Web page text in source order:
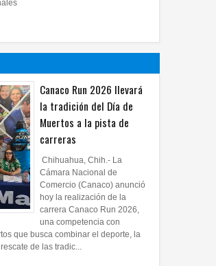
Canaco Run 2026 llevará
la tradición del Día de
Muertos a la pista de
carreras
Chihuahua, Chih.- La
Cámara Nacional de
Comercio (Canaco) anunció
hoy la realización de la
carrera Canaco Run 2026,
una competencia con
que busca combinar el deporte, la
de las tradic...